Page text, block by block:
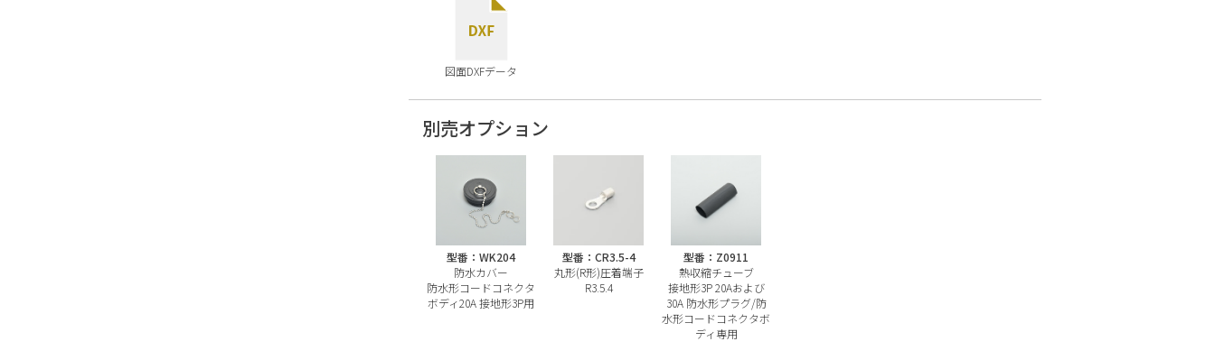
図面DXFデータ
別売オプション
型番：WK204
防水カバー
防水形コードコネクタ
ボディ20A 接地形3P用
型番：CR3.5-4
丸形(R形)圧着端子
R3.5.4
型番：Z0911
熱収縮チューブ
接地形3P 20Aおよび
30A 防水形プラグ/防
水形コードコネクタボ
ディ専用